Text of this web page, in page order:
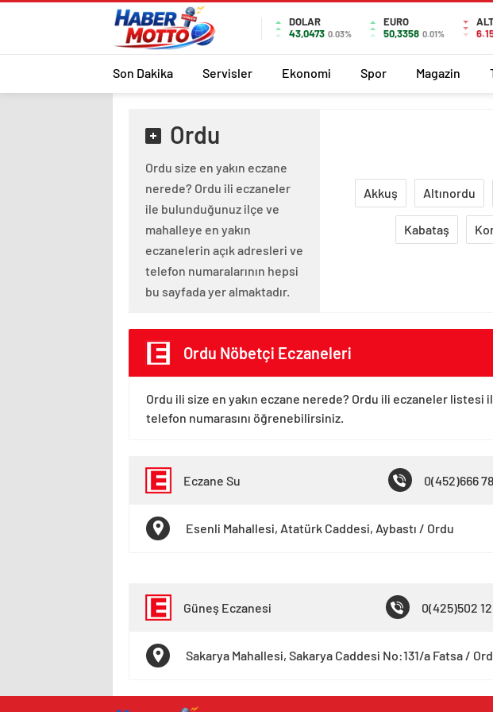
DOLAR
43,0473 0.03%
EURO
50,3358 0.01%
Son Dakika Servisler Ekonomi Spor Magazin
Ordu
Ordu size en yakın eczane
nerede? Ordu ili eczaneler
ile bulunduğunuz ilçe ve
mahalleye en yakın
eczanelerin açık adresleri ve
telefon numaralarının hepsi
bu sayfada yer almaktadır.
Akkuş Altınordu
Kabataş
Ordu Nöbetçi Eczaneleri
Ordu ili size en yakın eczane nerede? Ordu ili eczaneler
telefon numarasını öğrenebilirsiniz.
Eczane Su 0(452)666
Esenli Mahallesi, Atatürk Caddesi, Aybastı / Ordu
Güneş Eczanesi 0(425)502
Sakarya Mahallesi, Sakarya Caddesi No:131/a Fatsa /